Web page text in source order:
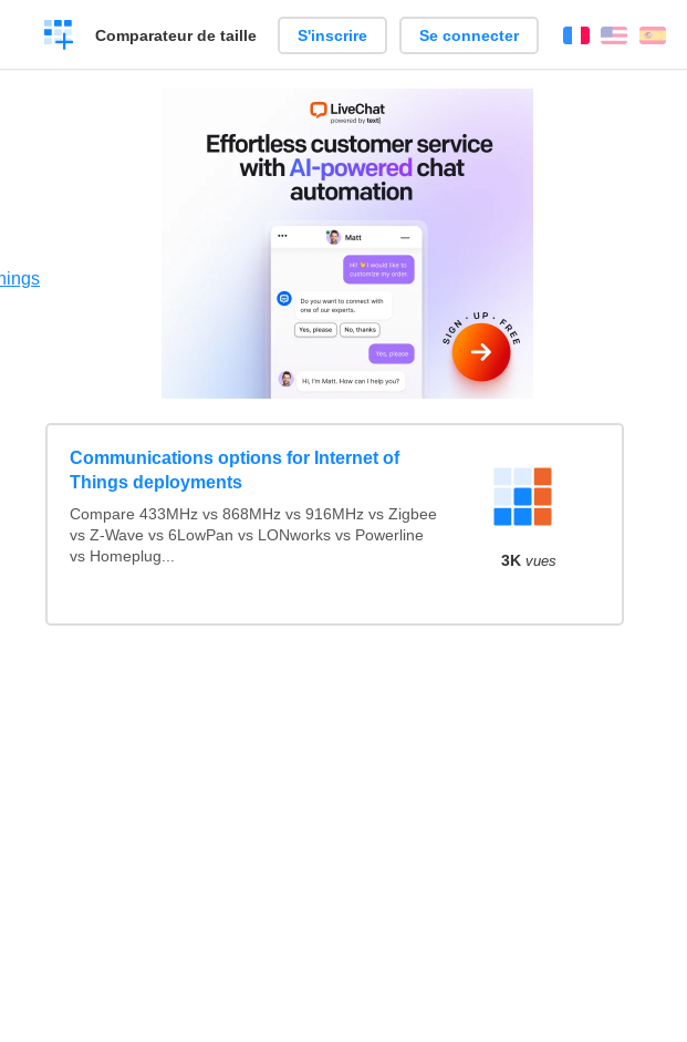
Créer
un
Comparateur de taille S'inscrire Se connecter FrançaisEnglish
Communications options for Internet of
Things deployments
Compare 433MHz vs 868MHz vs 916MHz vs Zigbee
vs Z-Wave vs 6LowPan vs LONworks vs Powerline
vs Homeplug...
3K vues